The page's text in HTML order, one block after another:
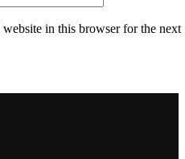
website in this browser for the next